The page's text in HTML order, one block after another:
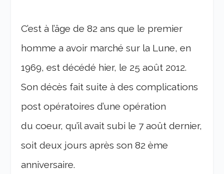
C’est à l’âge de 82 ans que le premier
homme a avoir marché sur la Lune, en
1969, est décédé hier, le 25 août 2012.
Son décès fait suite à des complications
post opératoires d’une opération
du coeur, qu’il avait subi le 7 août dernier,
soit deux jours après son 82 ème
anniversaire.